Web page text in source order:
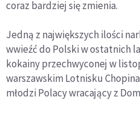
coraz bardziej się zmienia.
Jedną z największych ilości
wwieźć do Polski w ostatnich
kokainy przechwyconej w
warszawskim Lotnisku
młodzi Polacy wracający z